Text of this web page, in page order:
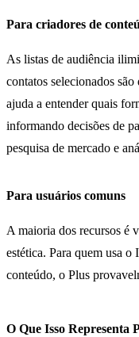
Para criadores de
As listas de audiência
contatos selecionados
ajuda a entender quais
informando decisões de
pesquisa de mercado e
Para usuários comuns
A maioria dos recursos é
estética. Para quem usa o
conteúdo, o Plus
O Que Isso